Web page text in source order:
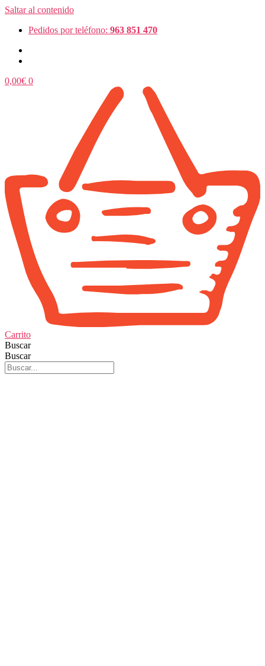
Saltar al contenido
Pedidos por teléfono: 963 851 470
0,00€ 0
Carrito
Buscar
Buscar